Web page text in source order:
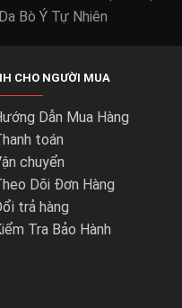
zSofa để tận hưởng
Bò Ý Tự Nhiên
CHO NGƯỜI MUA
Dẫn Mua Hàng
toán
chuyển
Dõi Đơn Hàng
trả hàng
Tra Bảo Hành